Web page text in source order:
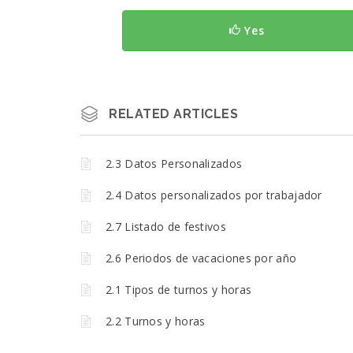
Yes
RELATED ARTICLES
2.3 Datos Personalizados
2.4 Datos personalizados por trabajador
2.7 Listado de festivos
2.6 Periodos de vacaciones por año
2.1 Tipos de turnos y horas
2.2 Turnos y horas